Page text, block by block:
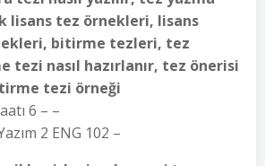
lisans tez örnekleri, lisans
bitirme tezleri, tez
tezi nasıl hazırlanır, tez önerisi
tezi örneği
6 – –
2 ENG 102 –